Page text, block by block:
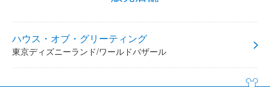
ハウス・オブ・グリーティング
東京ディズニーランド/ワールドバザール